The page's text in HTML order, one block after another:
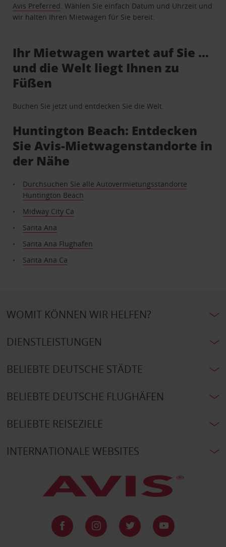
Avis Preferred . Wählen Sie einfach Datum und Uhrzeit und
wir halten Ihren Mietwagen für Sie bereit.
Ihr Mietwagen wartet auf Sie …
und die Welt liegt Ihnen zu
Füßen
Buchen Sie jetzt und entdecken Sie die Welt.
Huntington Beach: Entdecken
Sie Avis-Mietwagenstandorte in
der Nähe
Durchsuchen Sie alle Autovermietungsstandorte
Huntington Beach
Midway City Ca
Santa Ana
Santa Ana Flughafen
Santa Ana Ca
WOMIT KÖNNEN WIR HELFEN?
DIENSTLEISTUNGEN
BELIEBTE DEUTSCHE STÄDTE
BELIEBTE DEUTSCHE FLUGHÄFEN
BELIEBTE REISEZIELE
INTERNATIONALE WEBSITES